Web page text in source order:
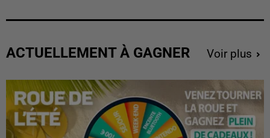
ACTUELLEMENT À GAGNER Voir plus